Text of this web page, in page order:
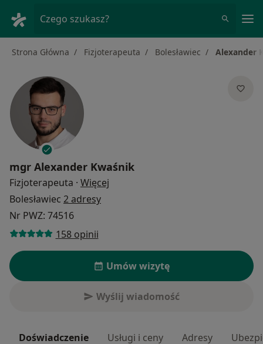
Czego szukasz?
Strona Główna Fizjoterapeuta Bolesławiec Alexander
mgr Alexander Kwaśnik
Fizjoterapeuta · Więcej
Bolesławiec 2 adresy
Nr PWZ: 74516
158 opinii
Umów wizytę
Wyślij wiadomość
Doświadczenie Usługi i ceny Adresy